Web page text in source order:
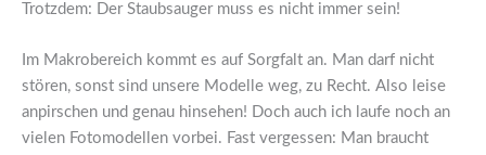
Trotzdem: Der Staubsauger muss es nicht immer sein!
Im Makrobereich kommt es auf Sorgfalt an. Man darf nicht
stören, sonst sind unsere Modelle weg, zu Recht. Also leise
anpirschen und genau hinsehen! Doch auch ich laufe noch an
vielen Fotomodellen vorbei. Fast vergessen: Man braucht